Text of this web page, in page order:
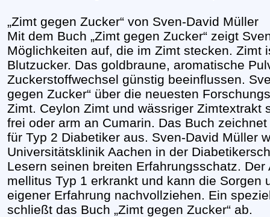
„Zimt gegen Zucker“ von Sven-David Müller
Mit dem Buch „Zimt gegen Zucker“ zeigt
Möglichkeiten auf, die im Zimt stecken. Zimt
Blutzucker. Das goldbraune, aromatische
Zuckerstoffwechsel günstig beeinflussen.
gegen Zucker“ über die neuesten
Zimt. Ceylon Zimt und wässriger Zimtextrakt
frei oder arm an Cumarin. Das Buch
für Typ 2 Diabetiker aus. Sven-David Müller
Universitätsklinik Aachen in der
Lesern seinen breiten Erfahrungsschatz.
mellitus Typ 1 erkrankt und kann die Sorgen
eigener Erfahrung nachvollziehen. Ein
schließt das Buch „Zimt gegen Zucker“ ab.